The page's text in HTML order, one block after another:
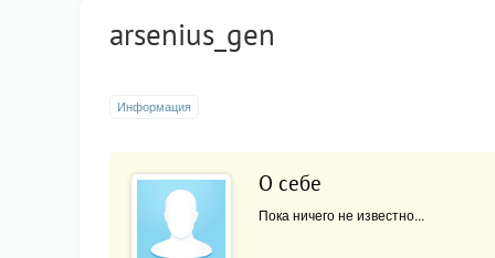
arsenius_gen
Информация
О себе
Пока ничего не известно...